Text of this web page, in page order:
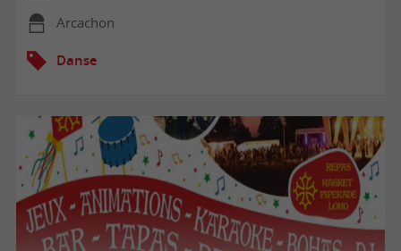
Arcachon
Danse